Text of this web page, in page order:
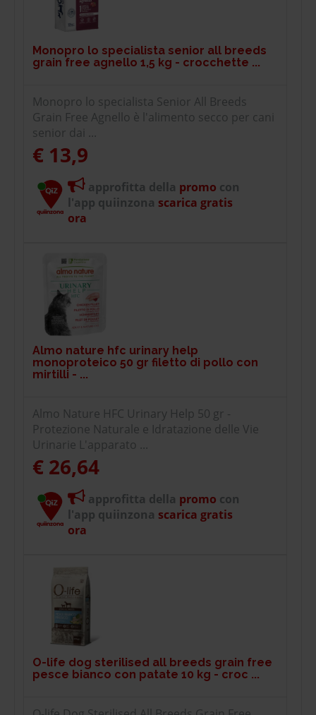
Monopro lo specialista senior all breeds
grain free agnello 1,5 kg - crocchette ...
Monopro lo specialista Senior All Breeds
Grain Free Agnello è l'alimento secco per cani
senior dai ...
€ 13,9
approfitta della promo con
l'app quiinzona scarica gratis
ora
Almo nature hfc urinary help
monoproteico 50 gr filetto di pollo con
mirtilli - ...
Almo Nature HFC Urinary Help 50 gr -
Protezione Naturale e Idratazione delle Vie
Urinarie L'apparato ...
€ 26,64
approfitta della promo con
l'app quiinzona scarica gratis
ora
O-life dog sterilised all breeds grain free
pesce bianco con patate 10 kg - croc ...